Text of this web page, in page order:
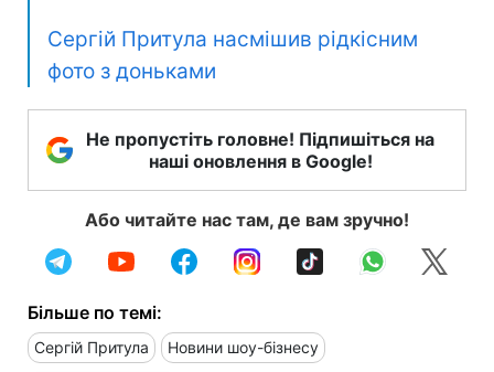
Сергій Притула насмішив рідкісним
фото з доньками
Не пропустіть головне! Підпишіться на
наші оновлення в Google!
Або читайте нас там, де вам зручно!
Більше по темі:
Сергій Притула Новини шоу-бізнесу